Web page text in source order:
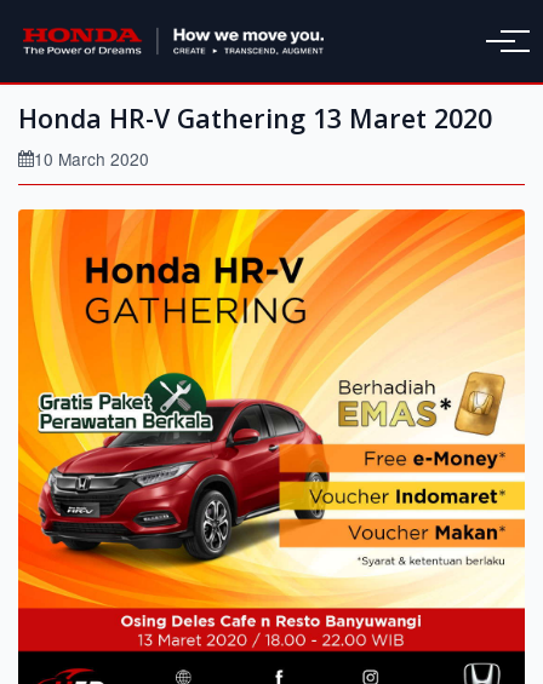
Honda HR-V Gathering 13 Maret 2020
10 March 2020